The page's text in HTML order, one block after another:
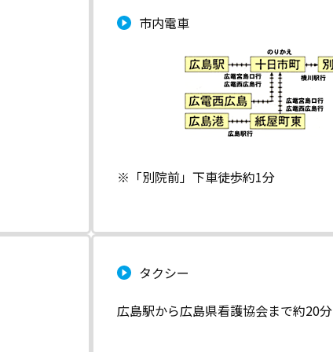
市内電車
※「別院前」下車徒歩約1分
タクシー
広島駅から広島県看護協会まで約20分